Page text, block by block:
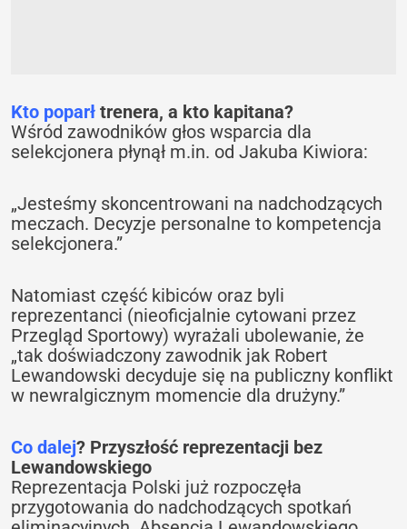
Kto poparł trenera, a kto kapitana?
Wśród zawodników głos wsparcia dla
selekcjonera płynął m.in. od Jakuba Kiwiora:
„Jesteśmy skoncentrowani na nadchodzących
meczach. Decyzje personalne to kompetencja
selekcjonera.”
Natomiast część kibiców oraz byli
reprezentanci (nieoficjalnie cytowani przez
Przegląd Sportowy) wyrażali ubolewanie, że
„tak doświadczony zawodnik jak Robert
Lewandowski decyduje się na publiczny konflikt
w newralgicznym momencie dla drużyny.”
Co dalej? Przyszłość reprezentacji bez
Lewandowskiego
Reprezentacja Polski już rozpoczęła
przygotowania do nadchodzących spotkań